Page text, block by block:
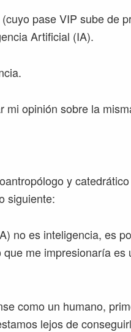
pase VIP sube de
Artificial (IA).
mi opinión sobre la
y
siguiente:
no es inteligencia, es
me impresionaría
como un humano,
lejos de